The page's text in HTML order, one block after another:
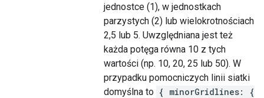
jednostce (1), w jednostkach
parzystych (2) lub wielokrotnościach
2,5 lub 5. Uwzględniana jest też
każda potęga równa 10 z tych
wartości (np. 10, 20, 25 lub 50). W
przypadku pomocniczych linii siatki
domyślna to { minorGridlines: {